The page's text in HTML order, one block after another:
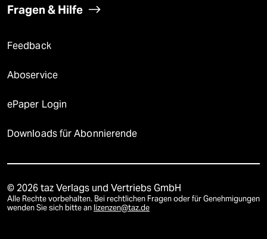
Fragen & Hilfe
Feedback
Aboservice
ePaper Login
Downloads für Abonnierende
© 2026 taz Verlags und Vertriebs GmbH
Alle Rechte vorbehalten. Bei rechtlichen Fragen oder für Genehmigungen
wenden Sie sich bitte an lizenzen@taz.de